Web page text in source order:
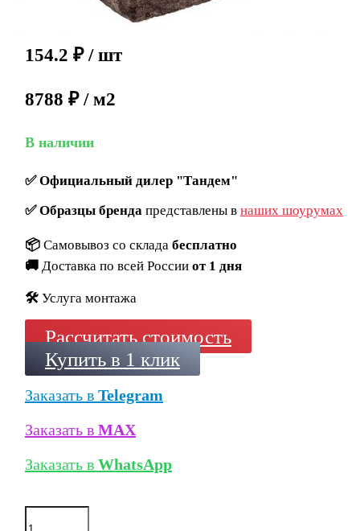
154.2 ₽ / шт
8788 ₽ / м2
В наличии
✅Официальный дилер "Тандем"
✅Образцы брендапредставлены в наших шоурумах
📦 Самовывоз со склада бесплатно
🚚 Доставка по всей России от 1 дня
🛠️ Услуга монтажа
Рассчитать стоимость
Купить в 1 клик
Заказать в Telegram
Заказать в MAX
Заказать в WhatsApp
Количество
товара